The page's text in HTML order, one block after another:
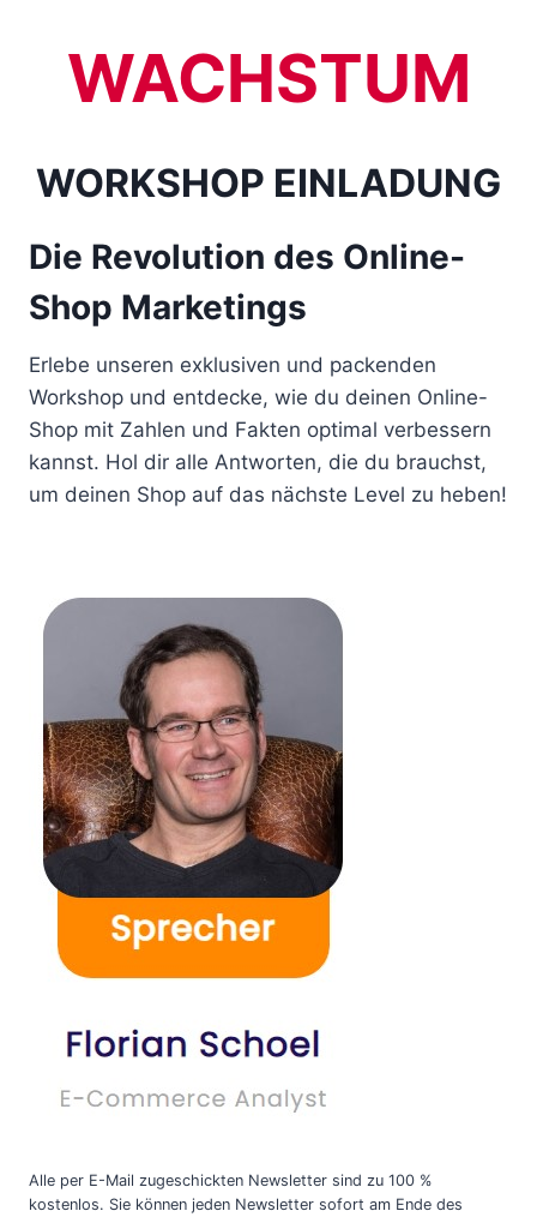
WACHSTUM
WORKSHOP EINLADUNG
Die Revolution des Online-
Shop Marketings
Erlebe unseren exklusiven und packenden
Workshop und entdecke, wie du deinen Online-
Shop mit Zahlen und Fakten optimal verbessern
kannst. Hol dir alle Antworten, die du brauchst,
um deinen Shop auf das nächste Level zu heben!
Alle per E-Mail zugeschickten Newsletter sind zu 100 %
kostenlos. Sie können jeden Newsletter sofort am Ende des